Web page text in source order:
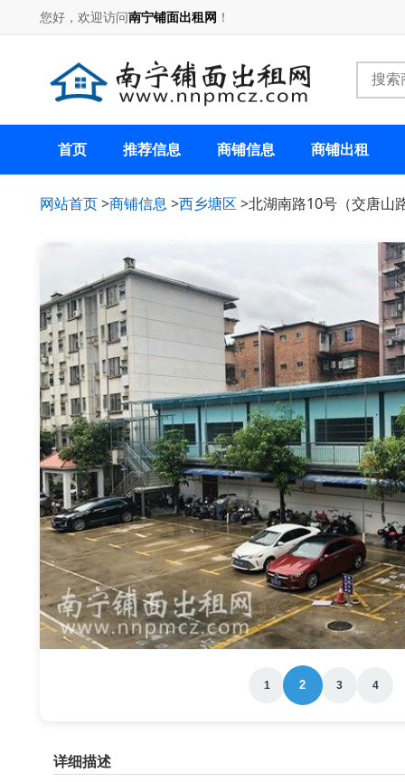
您好，欢迎访问南宁铺面出租网 ！
首页 推荐信息 商铺信息 商铺出租
网站首页>商铺信息 >西乡塘区 >北湖南路10号（交唐山
1 2 3 4
详细描述